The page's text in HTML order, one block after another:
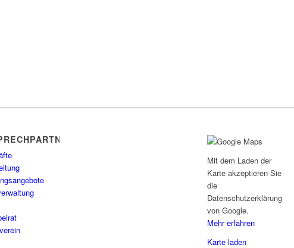
Mit dem Laden der
Karte akzeptieren Sie
die
Datenschutzerklärung
von Google.
Mehr erfahren
Karte laden